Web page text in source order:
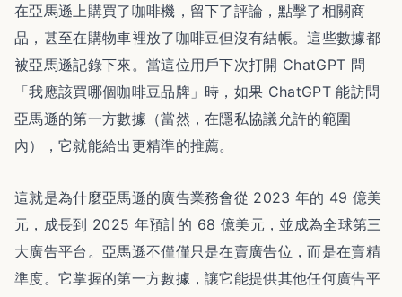
在亞馬遜上購買了咖啡機，留下了評論，點擊了相關商
品，甚至在購物車裡放了咖啡豆但沒有結帳。這些數據都
被亞馬遜記錄下來。當這位用戶下次打開 ChatGPT 問
「我應該買哪個咖啡豆品牌」時，如果 ChatGPT 能訪問
亞馬遜的第一方數據（當然，在隱私協議允許的範圍
內），它就能給出更精準的推薦。
這就是為什麼亞馬遜的廣告業務會從 2023 年的 49 億美
元，成長到 2025 年預計的 68 億美元，並成為全球第三
大廣告平台。亞馬遜不僅僅只是在賣廣告位，而是在賣精
準度。它掌握的第一方數據，讓它能提供其他任何廣告平